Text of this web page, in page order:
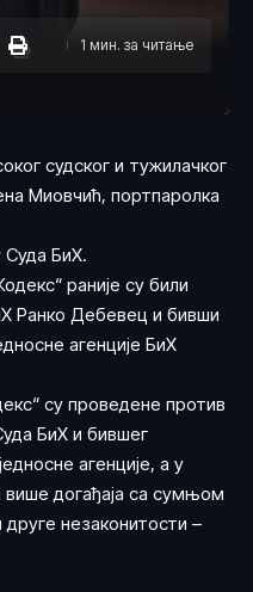
1 мин. за читање
судског и тужилачког
Миовчић, портпаролка
БиХ.
раније су били
Ранко Дебевец и бивши
агенције БиХ
су проведене против
БиХ и бившег
агенције, а у
догађаја са сумњом
друге незаконитости –